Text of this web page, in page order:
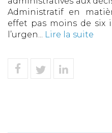
Administratif en
effet pas moins de six
l’urgen... Lire la suite